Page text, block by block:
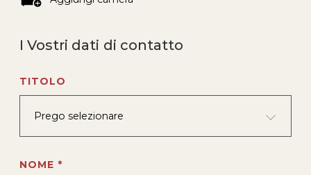
I Vostri dati di contatto
TITOLO
Prego selezionare
NOME *